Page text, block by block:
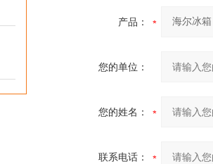
产品：
您的单位：
您的姓名：
联系电话：